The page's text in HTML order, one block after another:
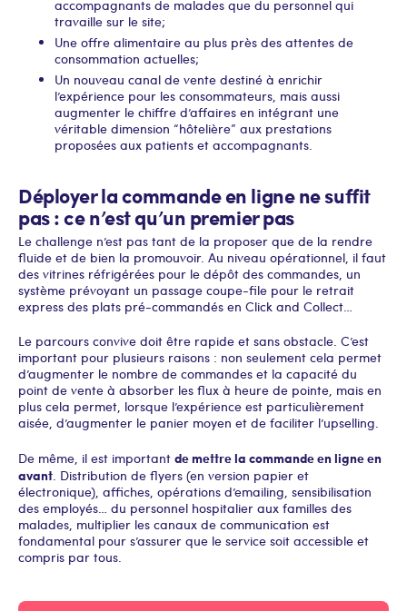
accompagnants de malades que du personnel qui
travaille sur le site;
Une offre alimentaire au plus près des attentes de
consommation actuelles;
Un nouveau canal de vente destiné à enrichir
l’expérience pour les consommateurs, mais aussi
augmenter le chiffre d’affaires en intégrant une
véritable dimension “hôtelière” aux prestations
proposées aux patients et accompagnants.
Déployer la commande en ligne ne suffit
pas : ce n’est qu’un premier pas
Le challenge n’est pas tant de la proposer que de la rendre
fluide et de bien la promouvoir. Au niveau opérationnel, il faut
des vitrines réfrigérées pour le dépôt des commandes, un
système prévoyant un passage coupe-file pour le retrait
express des plats pré-commandés en Click and Collect…
Le parcours convive doit être rapide et sans obstacle. C’est
important pour plusieurs raisons : non seulement cela permet
d’augmenter le nombre de commandes et la capacité du
point de vente à absorber les flux à heure de pointe, mais en
plus cela permet, lorsque l’expérience est particulièrement
aisée, d’augmenter le panier moyen et de faciliter l’upselling.
De même, il est important de mettre la commande en ligne en
avant. Distribution de flyers (en version papier et
électronique), affiches, opérations d’emailing, sensibilisation
des employés… du personnel hospitalier aux familles des
malades, multiplier les canaux de communication est
fondamental pour s’assurer que le service soit accessible et
compris par tous.